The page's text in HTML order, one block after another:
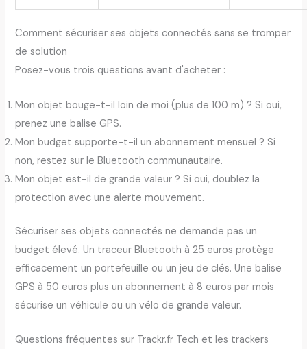
Comment sécuriser ses objets connectés sans se tromper
de solution
Posez-vous trois questions avant d'acheter :
Mon objet bouge-t-il loin de moi (plus de 100 m) ? Si oui,
prenez une balise GPS.
Mon budget supporte-t-il un abonnement mensuel ? Si
non, restez sur le Bluetooth communautaire.
Mon objet est-il de grande valeur ? Si oui, doublez la
protection avec une alerte mouvement.
Sécuriser ses objets connectés ne demande pas un
budget élevé. Un traceur Bluetooth à 25 euros protège
efficacement un portefeuille ou un jeu de clés. Une balise
GPS à 50 euros plus un abonnement à 8 euros par mois
sécurise un véhicule ou un vélo de grande valeur.
Questions fréquentes sur Trackr.fr Tech et les trackers